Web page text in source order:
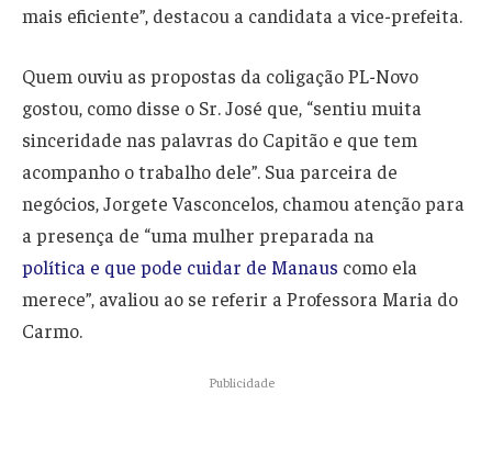
mais eficiente”, destacou a candidata a vice-prefeita.
Quem ouviu as propostas da coligação PL-Novo
gostou, como disse o Sr. José que, “sentiu muita
sinceridade nas palavras do Capitão e que tem
acompanho o trabalho dele”. Sua parceira de
negócios, Jorgete Vasconcelos, chamou atenção para
a presença de “uma mulher preparada na
política e que pode cuidar de Manaus como ela
merece”, avaliou ao se referir a Professora Maria do
Carmo.
Publicidade